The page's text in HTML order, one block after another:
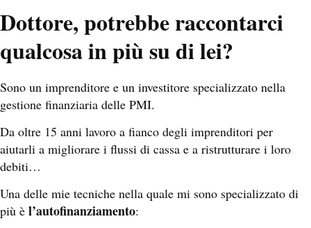
Dottore, potrebbe raccontarci
qualcosa in più su di lei?
Sono un imprenditore e un investitore specializzato nella
gestione finanziaria delle PMI.
Da oltre 15 anni lavoro a fianco degli imprenditori per
aiutarli a migliorare i flussi di cassa e a ristrutturare i loro
debiti…
Una delle mie tecniche nella quale mi sono specializzato di
più è l’autofinanziamento: